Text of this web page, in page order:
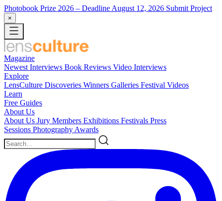
Photobook Prize 2026 – Deadline August 12, 2026 Submit Project
×
Magazine
Newest Interviews Book Reviews Video Interviews
Explore
LensCulture Discoveries Winners Galleries Festival Videos
Learn
Free Guides
About Us
About Us Jury Members Exhibitions Festivals Press
Sessions Photography Awards